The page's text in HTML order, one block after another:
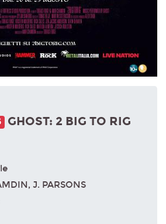
GHOST: 2 BIG TO RIG
J. PARSONS